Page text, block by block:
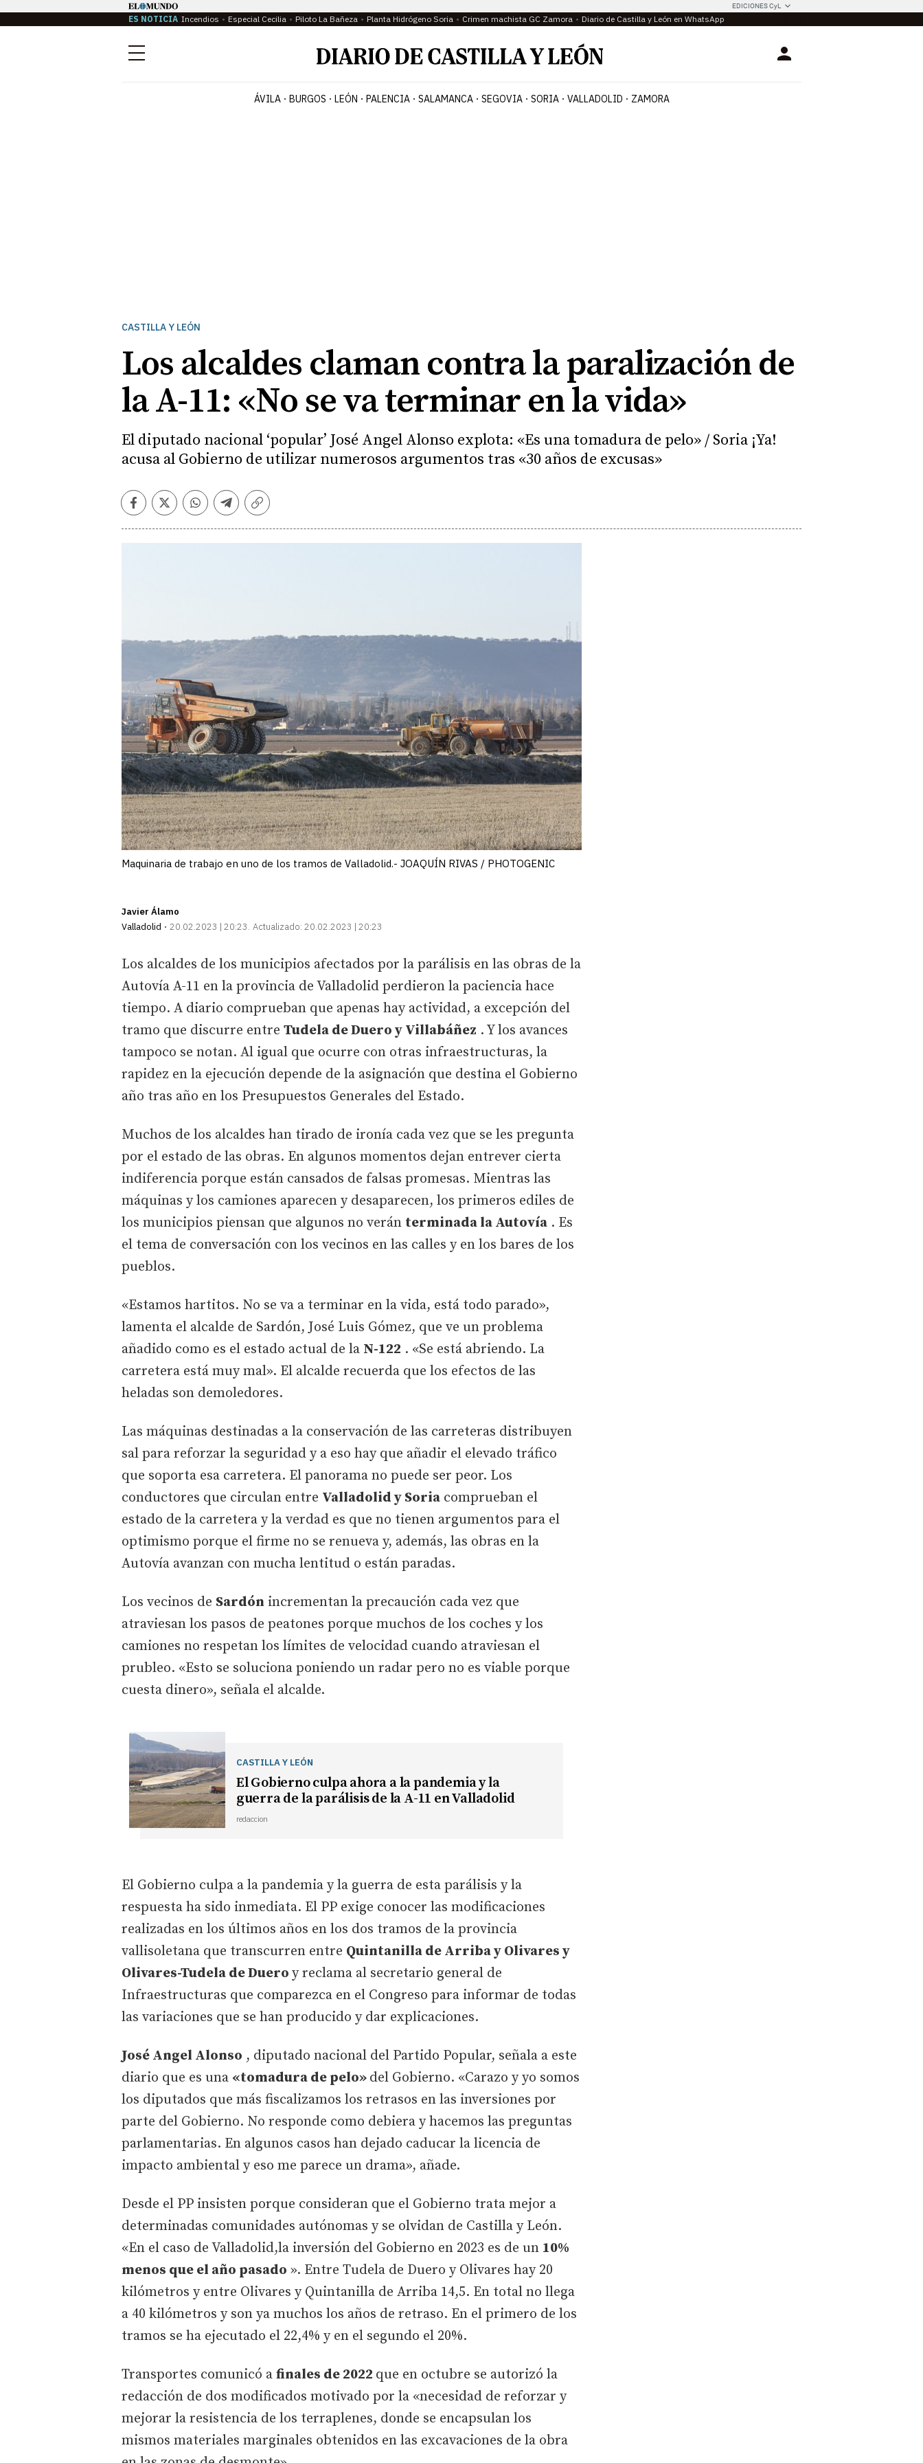
EDICIONES CyL
ES NOTICIA Incendios Especial Cecilia Piloto La Bañeza Planta Hidrógeno Soria Crimen machista GC Zamora Diario de Castilla y León en WhatsApp
Menú Login
ÁVILA BURGOS LEÓN PALENCIA SALAMANCA SEGOVIA SORIA VALLADOLID ZAMORA
CASTILLA Y LEÓN
Los alcaldes claman contra la paralización de
la A-11: «No se va terminar en la vida»
El diputado nacional ‘popular’ José Angel Alonso explota: «Es una tomadura de pelo» / Soria ¡Ya!
acusa al Gobierno de utilizar numerosos argumentos tras «30 años de excusas»
Facebook
TwitterWhatsapp
Telegram
Copiar
Maquinaria de trabajo en uno de los tramos de Valladolid.- JOAQUÍN RIVAS / PHOTOGENIC
Javier Álamo
Valladolid
20.02.2023 | 20:23 Actualizado: 20.02.2023 | 20:23
Los alcaldes de los municipios afectados por la parálisis en las obras de la
Autovía A-11 en la provincia de Valladolid perdieron la paciencia hace
tiempo. A diario comprueban que apenas hay actividad, a excepción del
tramo que discurre entre Tudela de Duero y Villabáñez . Y los avances
tampoco se notan. Al igual que ocurre con otras infraestructuras, la
rapidez en la ejecución depende de la asignación que destina el Gobierno
año tras año en los Presupuestos Generales del Estado.
Muchos de los alcaldes han tirado de ironía cada vez que se les pregunta
por el estado de las obras. En algunos momentos dejan entrever cierta
indiferencia porque están cansados de falsas promesas. Mientras las
máquinas y los camiones aparecen y desaparecen, los primeros ediles de
los municipios piensan que algunos no verán terminada la Autovía . Es
el tema de conversación con los vecinos en las calles y en los bares de los
pueblos.
«Estamos hartitos. No se va a terminar en la vida, está todo parado»,
lamenta el alcalde de Sardón, José Luis Gómez, que ve un problema
añadido como es el estado actual de la N-122 . «Se está abriendo. La
carretera está muy mal». El alcalde recuerda que los efectos de las
heladas son demoledores.
Las máquinas destinadas a la conservación de las carreteras distribuyen
sal para reforzar la seguridad y a eso hay que añadir el elevado tráfico
que soporta esa carretera. El panorama no puede ser peor. Los
conductores que circulan entre Valladolid y Soria comprueban el
estado de la carretera y la verdad es que no tienen argumentos para el
optimismo porque el firme no se renueva y, además, las obras en la
Autovía avanzan con mucha lentitud o están paradas.
Los vecinos de Sardón incrementan la precaución cada vez que
atraviesan los pasos de peatones porque muchos de los coches y los
camiones no respetan los límites de velocidad cuando atraviesan el
prubleo. «Esto se soluciona poniendo un radar pero no es viable porque
cuesta dinero», señala el alcalde.
CASTILLA Y LEÓN
El Gobierno culpa ahora a la pandemia y la
guerra de la parálisis de la A-11 en Valladolid
redaccion
El Gobierno culpa a la pandemia y la guerra de esta parálisis y la
respuesta ha sido inmediata. El PP exige conocer las modificaciones
realizadas en los últimos años en los dos tramos de la provincia
vallisoletana que transcurren entre Quintanilla de Arriba y Olivares y
Olivares-Tudela de Duero y reclama al secretario general de
Infraestructuras que comparezca en el Congreso para informar de todas
las variaciones que se han producido y dar explicaciones.
José Angel Alonso , diputado nacional del Partido Popular, señala a este
diario que es una «tomadura de pelo» del Gobierno. «Carazo y yo somos
los diputados que más fiscalizamos los retrasos en las inversiones por
parte del Gobierno. No responde como debiera y hacemos las preguntas
parlamentarias. En algunos casos han dejado caducar la licencia de
impacto ambiental y eso me parece un drama», añade.
Desde el PP insisten porque consideran que el Gobierno trata mejor a
determinadas comunidades autónomas y se olvidan de Castilla y León.
«En el caso de Valladolid,la inversión del Gobierno en 2023 es de un 10%
menos que el año pasado ». Entre Tudela de Duero y Olivares hay 20
kilómetros y entre Olivares y Quintanilla de Arriba 14,5. En total no llega
a 40 kilómetros y son ya muchos los años de retraso. En el primero de los
tramos se ha ejecutado el 22,4% y en el segundo el 20%.
Transportes comunicó a finales de 2022 que en octubre se autorizó la
redacción de dos modificados motivado por la «necesidad de reforzar y
mejorar la resistencia de los terraplenes, donde se encapsulan los
mismos materiales marginales obtenidos en las excavaciones de la obra